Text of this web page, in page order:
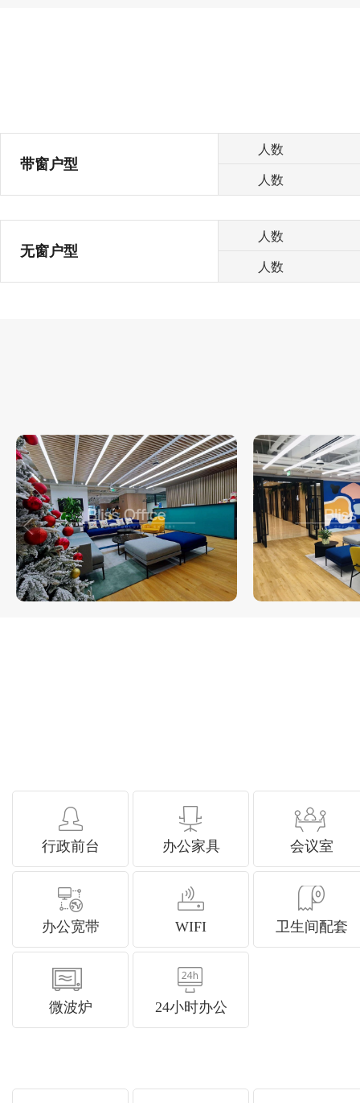
带窗户型
人数
人数
无窗户型
人数
人数
行政前台 办公家具 会议室
办公宽带 WIFI 卫生间配套
微波炉 24小时办公